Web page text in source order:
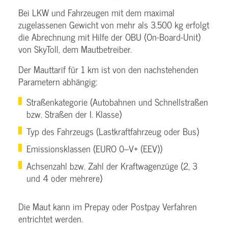
Bei LKW und Fahrzeugen mit dem maximal
zugelassenen Gewicht von mehr als 3.500 kg erfolgt
die Abrechnung mit Hilfe der OBU (On-Board-Unit)
von SkyToll, dem Mautbetreiber.
Der Mauttarif für 1 km ist von den nachstehenden
Parametern abhängig:
Straßenkategorie (Autobahnen und Schnellstraßen
bzw. Straßen der I. Klasse)
Typ des Fahrzeugs (Lastkraftfahrzeug oder Bus)
Emissionsklassen (EURO 0–V+ (EEV))
Achsenzahl bzw. Zahl der Kraftwagenzüge (2, 3
und 4 oder mehrere)
Die Maut kann im Prepay oder Postpay Verfahren
entrichtet werden.